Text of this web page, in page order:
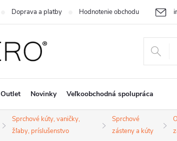
Doprava a platby Hodnotenie obchodu
Outlet Novinky Veľkoobchodná spolupráca
Sprchové kúty, vaničky,
žľaby, príslušenstvo
Sprchové
zásteny a kúty